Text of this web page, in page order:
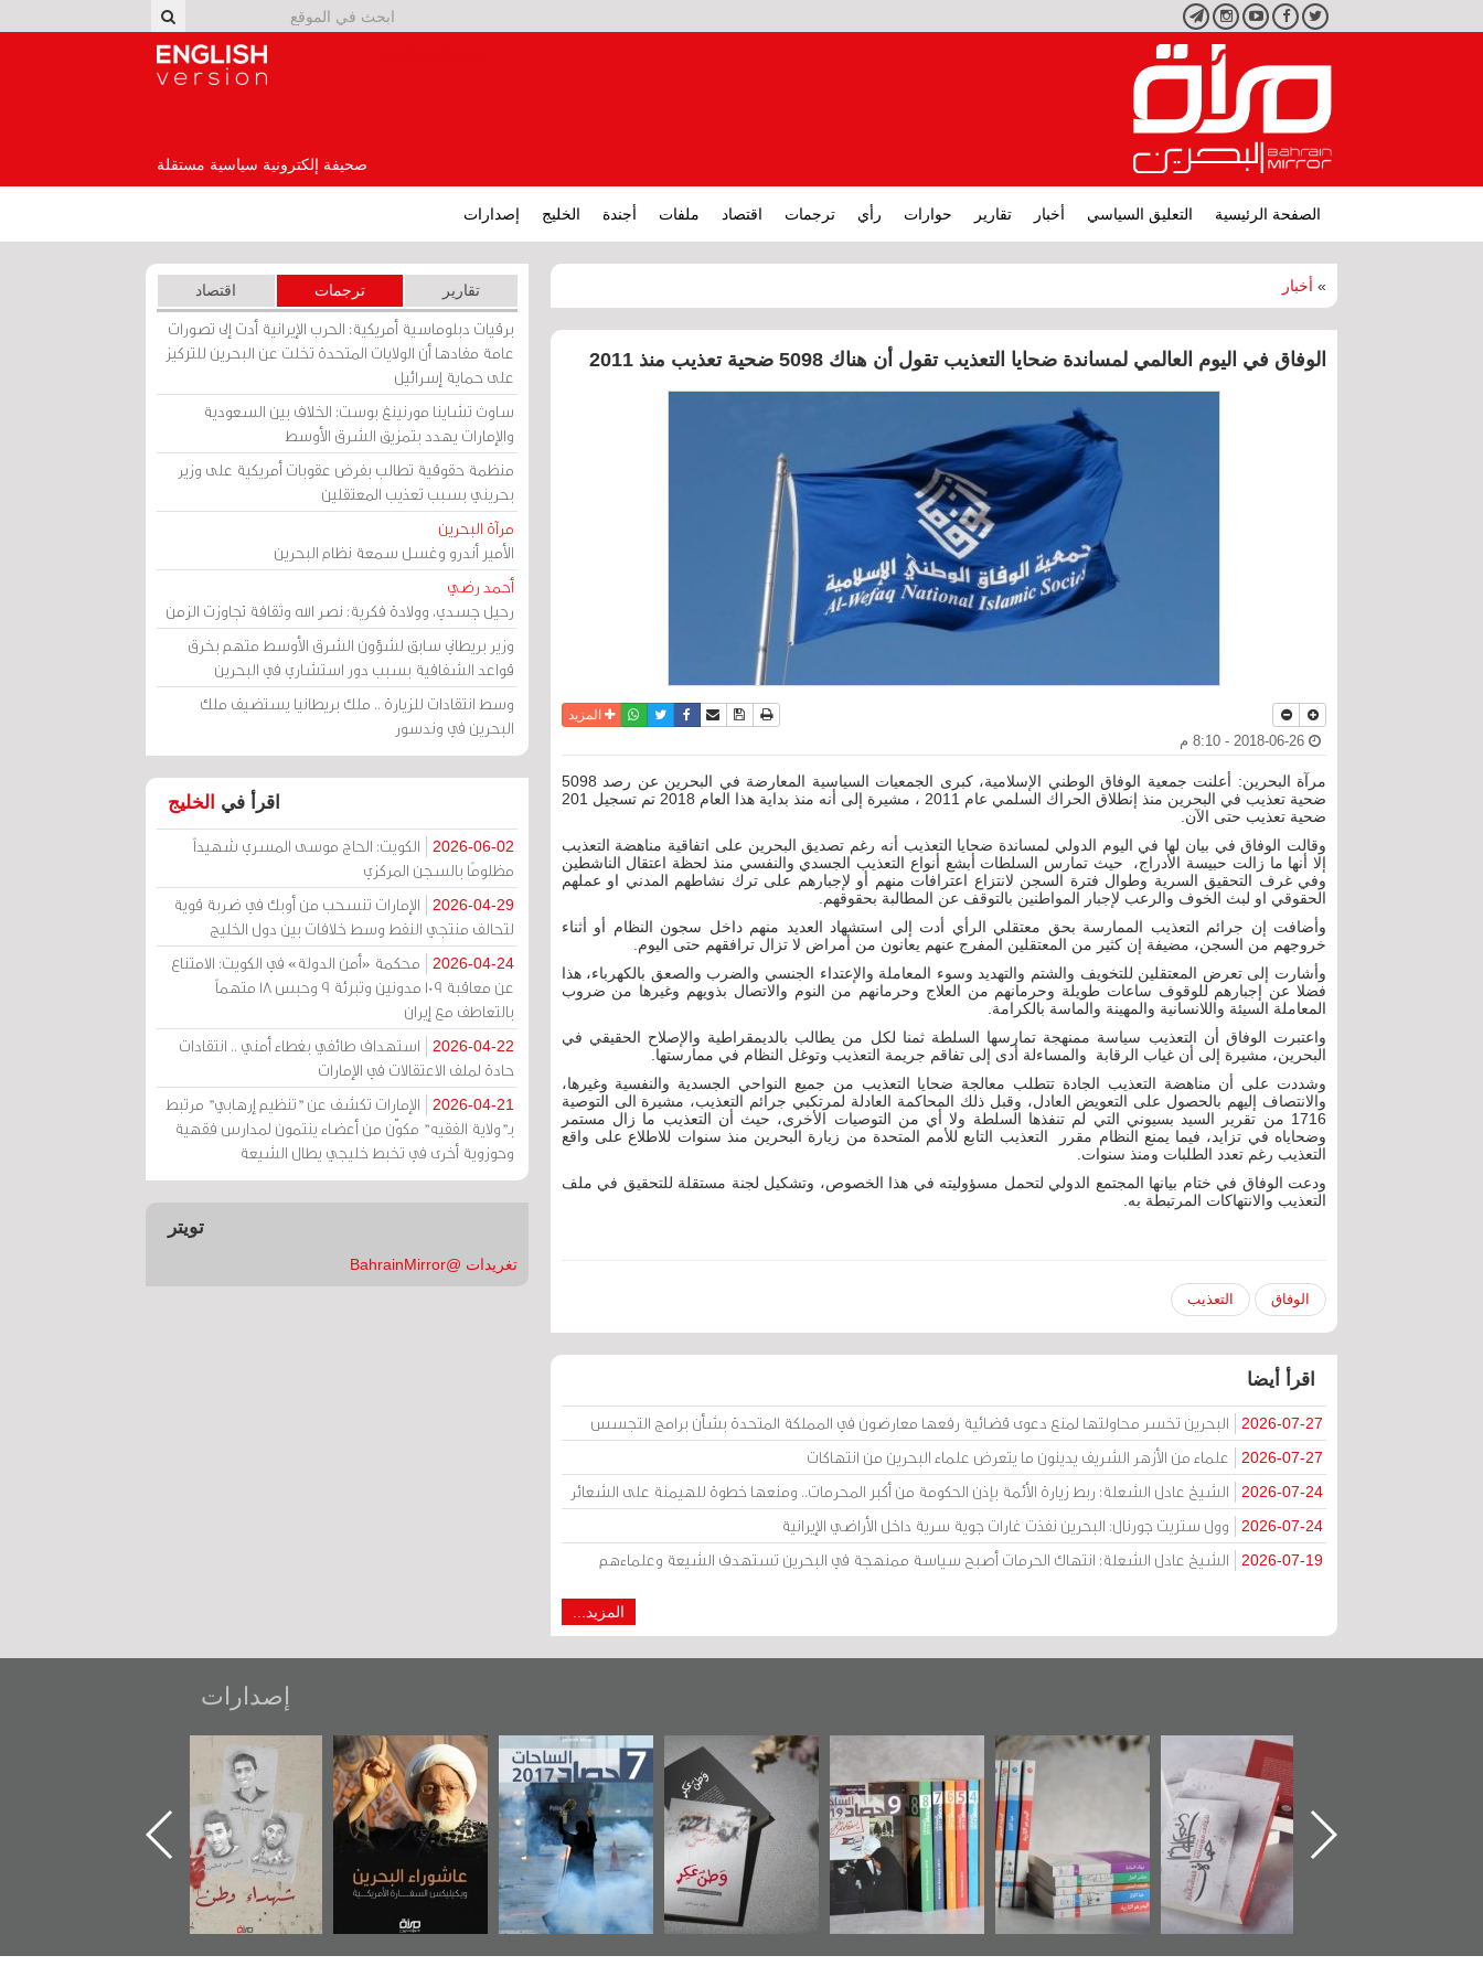
تويتر فيسبوكيوتيوبانستجرامتليجرام
صحيفة إلكترونية سياسية مستقلة
الصفحة الرئيسية التعليق السياسي أخبار تقارير حوارات رأي ترجمات اقتصاد ملفات أجندة الخليج إصدارات
» أخبار
الوفاق في اليوم العالمي لمساندة ضحايا التعذيب تقول أن هناك 5098 ضحية تعذيب منذ 2011
نسخة للطباعة
حفظ الموضوع
أرسل الى صديق
فيسبوكتويترواتسابالمزيد
مرآة البحرين: أعلنت جمعية الوفاق الوطني الإسلامية، كبرى الجمعيات السياسية المعارضة في البحرين عن رصد 5098
ضحية تعذيب في البحرين منذ إنطلاق الحراك السلمي عام 2011 ، مشيرة إلى أنه منذ بداية هذا العام 2018 تم تسجيل 201
ضحية تعذيب حتى الآن.
وقالت الوفاق في بيان لها في اليوم الدولي لمساندة ضحايا التعذيب أنه رغم تصديق البحرين على اتفاقية مناهضة التعذيب
إلا أنها ما زالت حبيسة الأدراج، حيث تمارس السلطات أبشع أنواع التعذيب الجسدي والنفسي منذ لحظة اعتقال الناشطين
وفي غرف التحقيق السرية وطوال فترة السجن لانتزاع اعترافات منهم أو لإجبارهم على ترك نشاطهم المدني او عملهم
الحقوقي او لبث الخوف والرعب لإجبار المواطنين بالتوقف عن المطالبة بحقوقهم.
وأضافت إن جرائم التعذيب الممارسة بحق معتقلي الرأي أدت إلى استشهاد العديد منهم داخل سجون النظام أو أثناء
خروجهم من السجن، مضيفة إن كثير من المعتقلين المفرج عنهم يعانون من أمراض لا تزال ترافقهم حتى اليوم.
وأشارت إلى تعرض المعتقلين للتخويف والشتم والتهديد وسوء المعاملة والإعتداء الجنسي والضرب والصعق بالكهرباء، هذا
فضلا عن إجبارهم للوقوف ساعات طويلة وحرمانهم من العلاج وحرمانهم من النوم والاتصال بذويهم وغيرها من ضروب
المعاملة السيئة واللانسانية والمهينة والماسة بالكرامة.
واعتبرت الوفاق أن التعذيب سياسة ممنهجة تمارسها السلطة ثمنا لكل من يطالب بالديمقراطية والإصلاح الحقيقي في
البحرين، مشيرة إلى أن غياب الرقابة والمساءلة أدى إلى تفاقم جريمة التعذيب وتوغل النظام في ممارستها.
وشددت على أن مناهضة التعذيب الجادة تتطلب معالجة ضحايا التعذيب من جميع النواحي الجسدية والنفسية وغيرها،
والانتصاف إليهم بالحصول على التعويض العادل، وقبل ذلك المحاكمة العادلة لمرتكبي جرائم التعذيب، مشيرة الى التوصية
1716 من تقرير السيد بسيوني التي لم تنفذها السلطة ولا أي من التوصيات الأخرى، حيث أن التعذيب ما زال مستمر
وضحاياه في تزايد، فيما يمنع النظام مقرر التعذيب التابع للأمم المتحدة من زيارة البحرين منذ سنوات للاطلاع على واقع
التعذيب رغم تعدد الطلبات ومنذ سنوات.
ودعت الوفاق في ختام بيانها المجتمع الدولي لتحمل مسؤوليته في هذا الخصوص، وتشكيل لجنة مستقلة للتحقيق في ملف
التعذيب والانتهاكات المرتبطة به.
الوفاق التعذيب
اقرأ أيضا
2026-07-27 البحرين تخسر محاولتها لمنع دعوى قضائية رفعها معارضون في المملكة المتحدة بشأن برامج التجسس
2026-07-27 علماء من الأزهر الشريف يدينون ما يتعرض علماء البحرين من انتهاكات
2026-07-24 الشيخ عادل الشعلة: ربط زيارة الأئمة بإذن الحكومة من أكبر المحرمات.. ومنعها خطوة للهيمنة على الشعائر
2026-07-24 وول ستريت جورنال: البحرين نفذت غارات جوية سرية داخل الأراضي الإيرانية
2026-07-19 الشيخ عادل الشعلة: انتهاك الحرمات أصبح سياسة ممنهجة في البحرين تستهدف الشيعة وعلماءهم
المزيد...
تقارير ترجمات اقتصاد
برقيات دبلوماسية أمريكية: الحرب الإيرانية أدت إلى تصورات
عامة مفادها أن الولايات المتحدة تخلت عن البحرين للتركيز
على حماية إسرائيل
ساوث تشاينا مورنينغ بوست: الخلاف بين السعودية
والإمارات يهدد بتمزيق الشرق الأوسط
منظمة حقوقية تطالب بفرض عقوبات أمريكية على وزير
بحريني بسبب تعذيب المعتقلين
مرآة البحرين
الأمير أندرو وغسل سمعة نظام البحرين
أحمد رضي
رحيل جسدي، وولادة فكرية: نصر الله وثقافة تجاوزت الزمن
وزير بريطاني سابق لشؤون الشرق الأوسط متهم بخرق
قواعد الشفافية بسبب دور استشاري في البحرين
وسط انتقادات للزيارة .. ملك بريطانيا يستضيف ملك
البحرين في وندسور
اقرأ في الخليج
2026-06-02
الكويت: الحاج موسى المسري شهيداً
مظلومًا بالسجن المركزي
2026-04-29
الإمارات تنسحب من أوبك في ضربة قوية
لتحالف منتجي النفط وسط خلافات بين دول الخليج
2026-04-24
محكمة «أمن الدولة» في الكويت: الامتناع
عن معاقبة 109 مدونين وتبرئة 9 وحبس 18 متهماً
بالتعاطف مع إيران
2026-04-22
استهداف طائفي بغطاء أمني .. انتقادات
حادة لملف الاعتقالات في الإمارات
2026-04-21
الإمارات تكشف عن "تنظيم إرهابي" مرتبط
بـ"ولاية الفقيه" مكوّن من أعضاء ينتمون لمدارس فقهية
وحوزوية أخرى في تخبط خليجي يطال الشيعة
تويتر
تغريدات @BahrainMirror
إصدارات
السهلاوي في ذكراه
"حماة الباب الأخير":
الإصدار الأول عن
اعتصام الدراز
وأحداث ساحة
الفداء لمركز أوال
للدراسات والتوثيق
تصنيف موضوعي
للوثائق البريطانية
يقدمه «مركز أوال»
في سلسلة من 5
كتب
تصدر حصاد
الساحات 2019
«وطن عكر» رواية
جديدة لمعتقل
عسكري تصدر عن
«مرآة البحرين»
حصاد 2017
عاشوراء البحرين...
ويكيليكس السفارة
الأمريكية
شهداء وطن